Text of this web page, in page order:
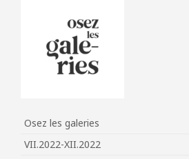
Osez les galeries
VII.2022-XII.2022